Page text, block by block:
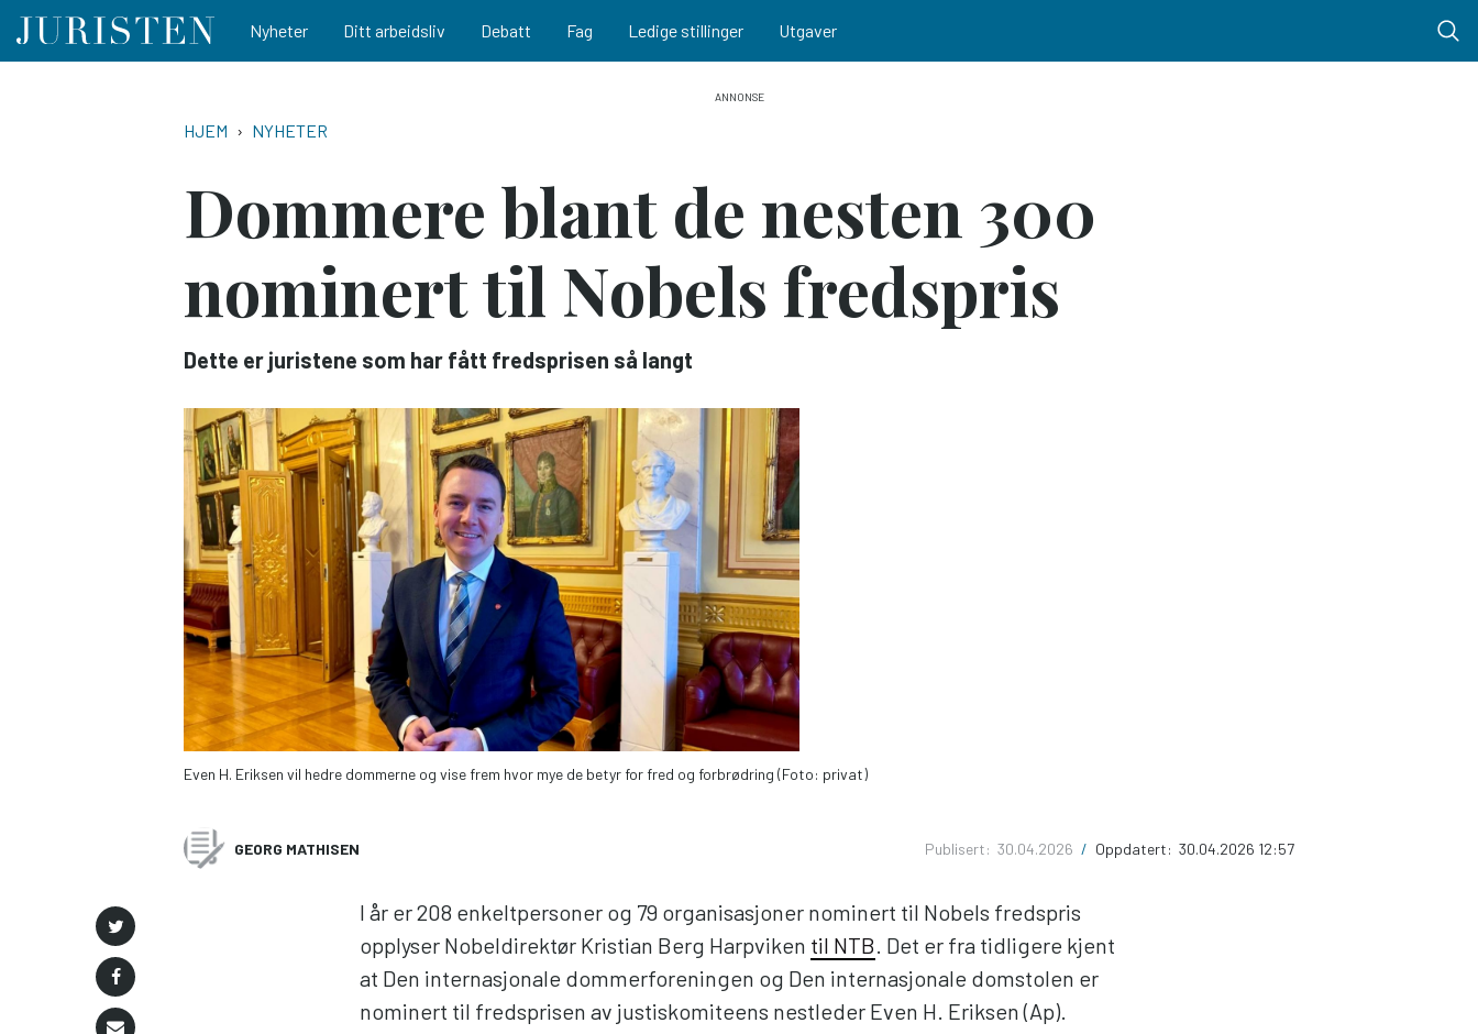
Main navigation
Nyheter Ditt arbeidsliv Debatt Fag Ledige stillinger Utgaver
NAVIGASJONSSTI
HJEM NYHETER
Dommere blant de nesten 300
nominert til Nobels fredspris
Dette er juristene som har fått fredsprisen så langt
Even H. Eriksen vil hedre dommerne og vise frem hvor mye de betyr for fred og forbrødring (Foto: privat)
GEORG MATHISEN Publisert: 30.04.2026 / Oppdatert: 30.04.2026 12:57
I år er 208 enkeltpersoner og 79 organisasjoner nominert til Nobels fredspris
opplyser Nobeldirektør Kristian Berg Harpviken til NTB. Det er fra tidligere kjent
at Den internasjonale dommerforeningen og Den internasjonale domstolen er
nominert til fredsprisen av justiskomiteens nestleder Even H. Eriksen (Ap).